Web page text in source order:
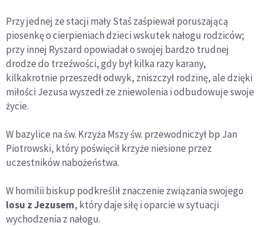
Przy jednej ze stacji mały Staś zaśpiewał poruszającą
piosenkę o cierpieniach dzieci wskutek nałogu rodziców;
przy innej Ryszard opowiadał o swojej bardzo trudnej
drodze do trzeźwości, gdy był kilka razy karany,
kilkakrotnie przeszedł odwyk, zniszczył rodzinę, ale dzięki
miłości Jezusa wyszedł ze zniewolenia i odbudowuje swoje
życie.
W bazylice na św. Krzyża Mszy św. przewodniczył bp Jan
Piotrowski, który poświęcił krzyże niesione przez
uczestników nabożeństwa.
W homilii biskup podkreślił znaczenie związania swojego
losu z Jezusem, który daje siłę i oparcie w sytuacji
wychodzenia z nałogu.